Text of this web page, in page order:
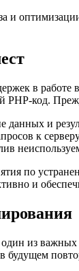
и
в работе
PHP-код.
данных и
к
по
и
из важных
будущем